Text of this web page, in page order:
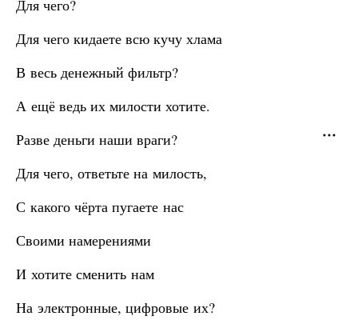
Для чего?
Для чего кидаете всю кучу хлама
В весь денежный фильтр?
А ещё ведь их милости хотите.
Разве деньги наши враги?
Для чего, ответьте на милость,
С какого чёрта пугаете нас
Своими намерениями
И хотите сменить нам
На электронные, цифровые их?